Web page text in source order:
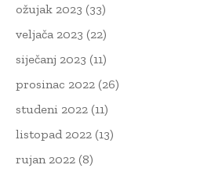
ožujak 2023 (33)
veljača 2023 (22)
siječanj 2023 (11)
prosinac 2022 (26)
studeni 2022 (11)
listopad 2022 (13)
rujan 2022 (8)